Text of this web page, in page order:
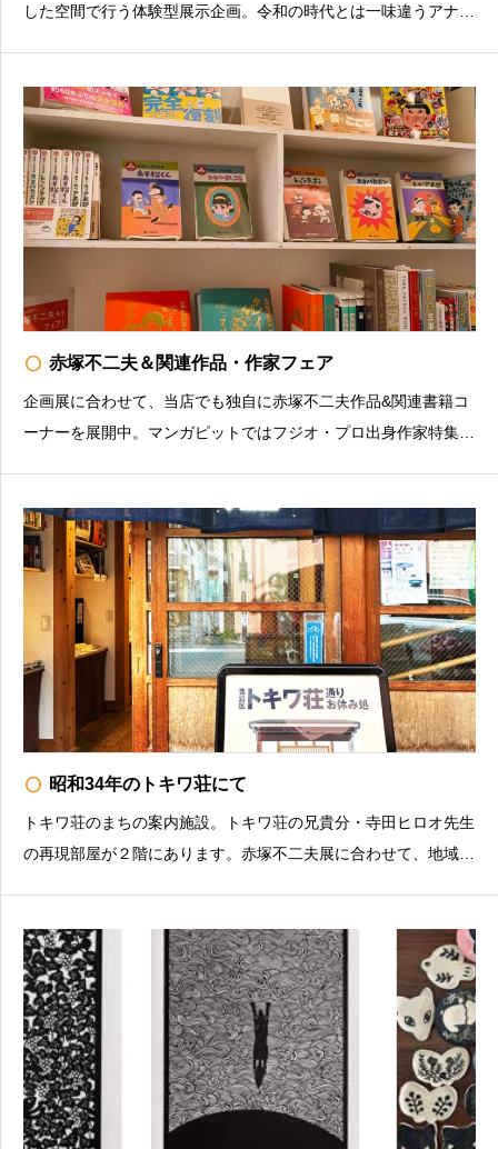
した空間で行う体験型展示企画。令和の時代とは一味違うアナロ
プを開催予定！詳しくは公式HPをご確認ください。トキ
radio_button_unchecked 赤塚不二夫＆関連作品・作家フェア
企画展に合わせて、当店でも独自に赤塚不二夫作品&関連書籍コ
ーナーを展開中。マンガピットではフジオ・プロ出身作家特集
radio_button_unchecked 昭和34年のトキワ荘にて
トキワ荘のまちの案内施設。トキワ荘の兄貴分・寺田ヒロオ先生
の再現部屋が２階にあります。赤塚不二夫展に合わせて、地域と
み処とナマちゃん〜」トキワ荘通りお休み処は以前はお米屋